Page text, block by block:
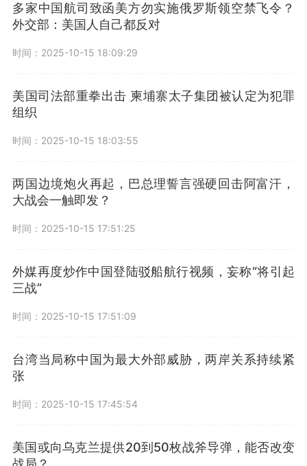
多家中国航司致函美方勿实施俄罗斯领空禁飞令？
外交部：美国人自己都反对
时间：2025-10-15 18:09:29
美国司法部重拳出击 柬埔寨太子集团被认定为犯罪
组织
时间：2025-10-15 18:03:55
两国边境炮火再起，巴总理誓言强硬回击阿富汗，
大战会一触即发？
时间：2025-10-15 17:51:25
外媒再度炒作中国登陆驳船航行视频，妄称“将引起
三战”
时间：2025-10-15 17:51:09
台湾当局称中国为最大外部威胁，两岸关系持续紧
张
时间：2025-10-15 17:45:54
美国或向乌克兰提供20到50枚战斧导弹，能否改变